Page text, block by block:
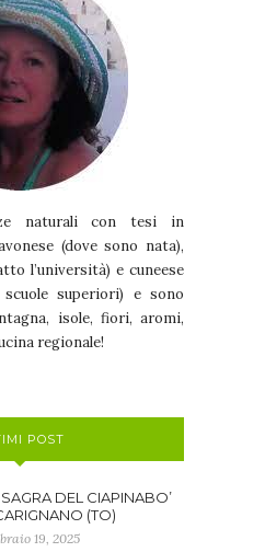
naturali con tesi in
(dove sono nata),
l’università) e cuneese
superiori) e sono
isole, fiori, aromi,
cucina regionale!
POST
DEL CIAPINABO’
(TO)
19, 2025